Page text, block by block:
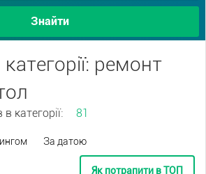
Знайти
ремонт
категорії: 81
За датою
Як потрапити в ТОП